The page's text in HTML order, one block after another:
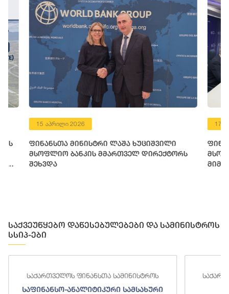
15 აპრილი 2026
ფინანსთა მინისტრი ლაშა ხუციშვილი
მსოფლიო ბანკის მმართველ დირექტორს
შეხვდა
17 ივლისი
მსოფლიო
საქვეუწყებო დაწესებულებები და სამინისტროს
სსიპ-ები
საქართველოს ფინანსთა სამინისტროს
საფინანსო-ანალიტიკური სამსახური